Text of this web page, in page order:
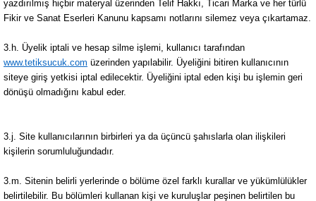
yazdırılmış hiçbir materyal üzerinden Telif Hakkı, Ticari Marka ve her türlü
Fikir ve Sanat Eserleri Kanunu kapsamı notlarını silemez veya çıkartamaz.
3.h. Üyelik iptali ve hesap silme işlemi, kullanıcı tarafından
www.tetiksucuk.com üzerinden yapılabilir. Üyeliğini bitiren kullanıcının
siteye giriş yetkisi iptal edilecektir. Üyeliğini iptal eden kişi bu işlemin geri
dönüşü olmadığını kabul eder.
3.j. Site kullanıcılarının birbirleri ya da üçüncü şahıslarla olan ilişkileri
kişilerin sorumluluğundadır.
3.m. Sitenin belirli yerlerinde o bölüme özel farklı kurallar ve yükümlülükler
belirtilebilir. Bu bölümleri kullanan kişi ve kuruluşlar peşinen belirtilen bu